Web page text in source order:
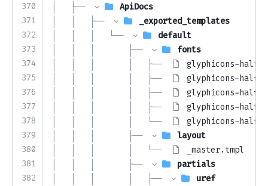
370
371
372
373
374
375
376
377
378
379
380
381
382
│   ├──
ApiDocs
│   │   ├──
_exported_templates
│   │   │   └──
default
│   │   │       ├──
fonts
│   │   │       │   ├──
glyphicons-
│   │   │       │   ├──
glyphicons-
│   │   │       │   ├──
glyphicons-
│   │   │       │   ├──
glyphicons-
│   │   │       │   └──
glyphicons-
│   │   │       ├──
layout
│   │   │       │   └──
_master.tmpl
│   │   │       ├──
partials
│   │   │       │   ├──
uref